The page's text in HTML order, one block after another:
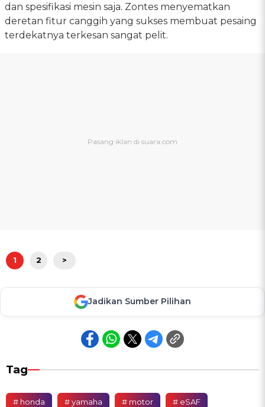
dan spesifikasi mesin saja. Zontes menyematkan
deretan fitur canggih yang sukses membuat pesaing
terdekatnya terkesan sangat pelit.
1 2 >
Jadikan Sumber Pilihan
Tag
# honda # yamaha # motor # eSAF